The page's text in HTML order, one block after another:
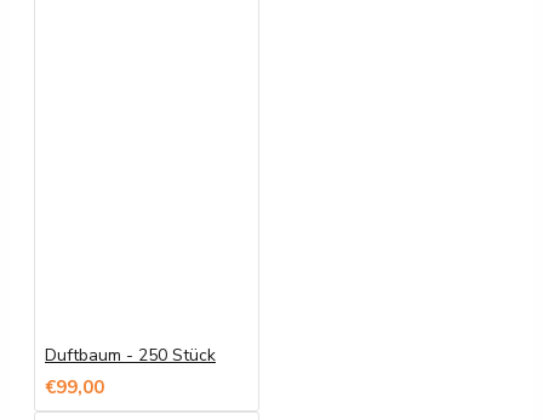
Duftbaum - 250 Stück
€99,00